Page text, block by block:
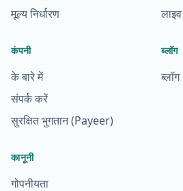
मूल्य निर्धारण
कंपनी
के बारे में
संपर्क करें
सुरक्षित भुगतान (Payeer)
ब्लॉग
ब्लॉग
कानूनी
गोपनीयता